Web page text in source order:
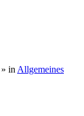
» in Allgemeines